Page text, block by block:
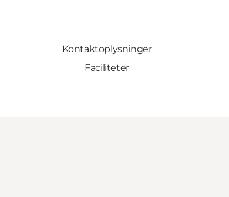
Kontaktoplysninger
Faciliteter